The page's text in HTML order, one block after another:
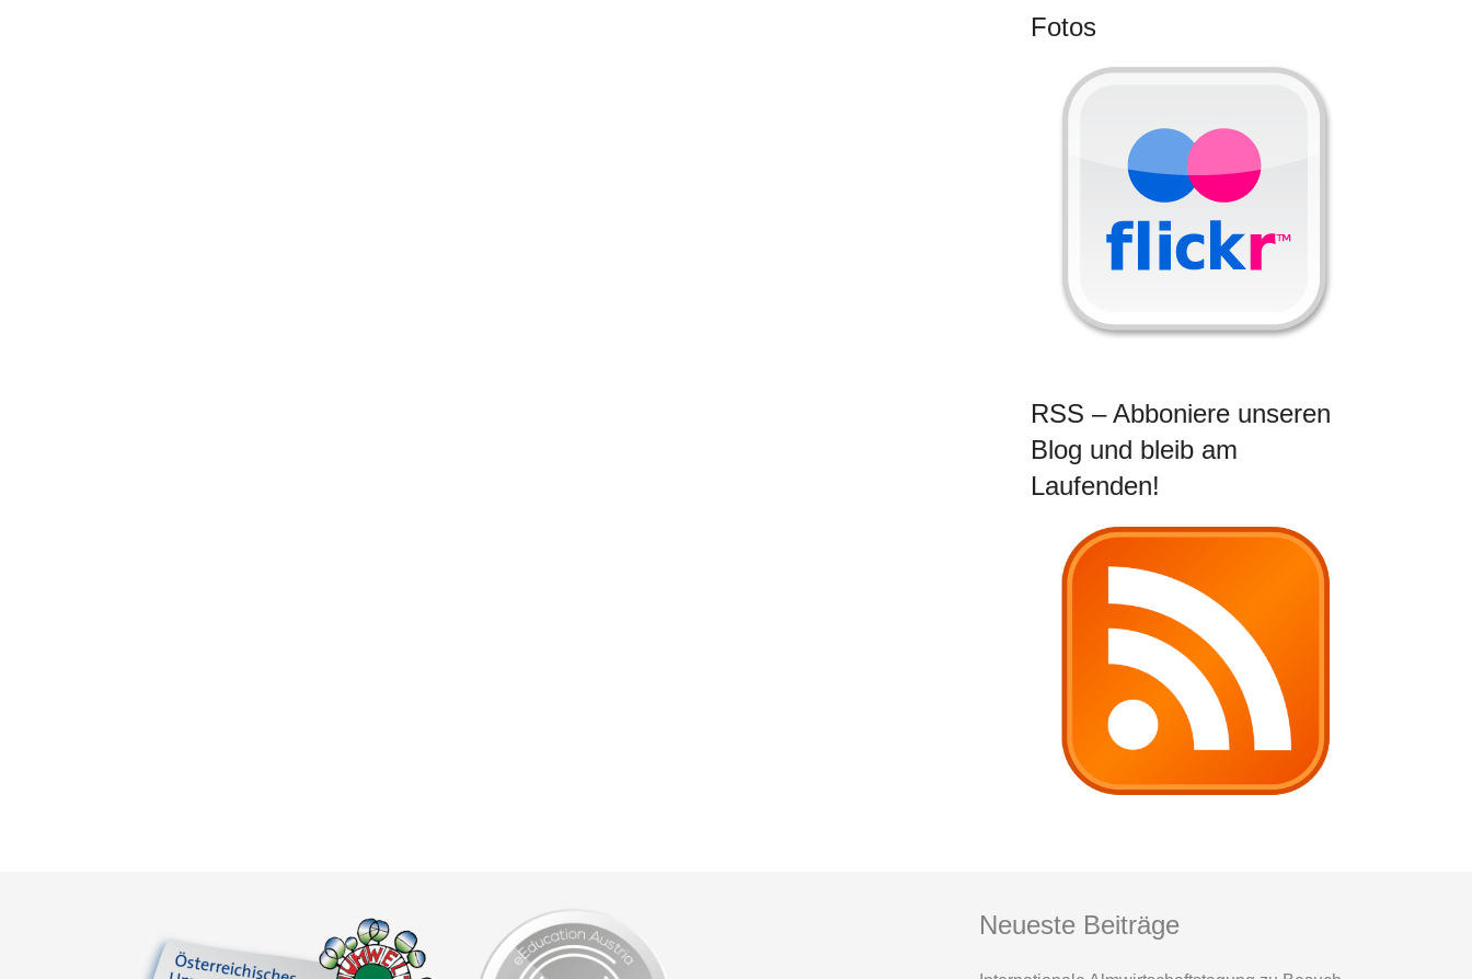
Fotos
RSS – Abboniere unseren
Blog und bleib am
Laufenden!
Neueste Beiträge